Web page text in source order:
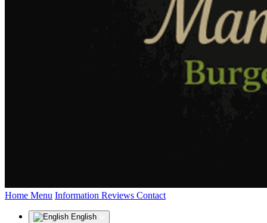
Home (current)
Menu Information Reviews Contact
English